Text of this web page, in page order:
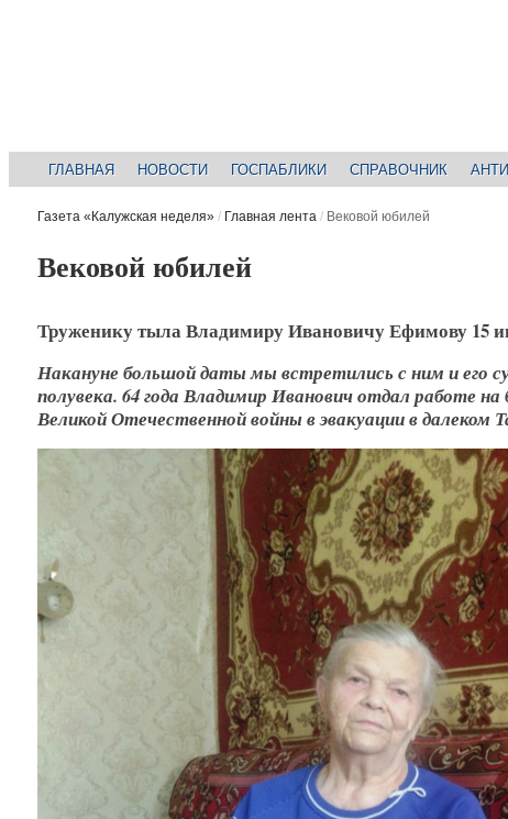
ГЛАВНАЯ НОВОСТИ ГОСПАБЛИКИ СПРАВОЧНИК
Газета «Калужская неделя» / Главная лента / Вековой юбилей
Вековой юбилей
Труженику тыла Владимиру Ивановичу Ефимову 15
Накануне большой даты мы встретились с ним и его
полувека. 64 года Владимир Иванович отдал работе
Великой Отечественной войны в эвакуации в далеком